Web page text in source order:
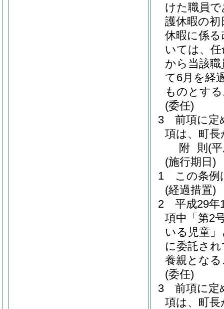
けた職員
護休暇の
休暇に係
いては、
から当該
て6月を経
ものとす
(委任)
3
前項に定
項は、町
附 則 (
(施行期日)
1
この条例
(経過措置)
2
平成29年
項中「第2
いる児童
に委託さ
養親とな
(委任)
3
前項に定
項は、町